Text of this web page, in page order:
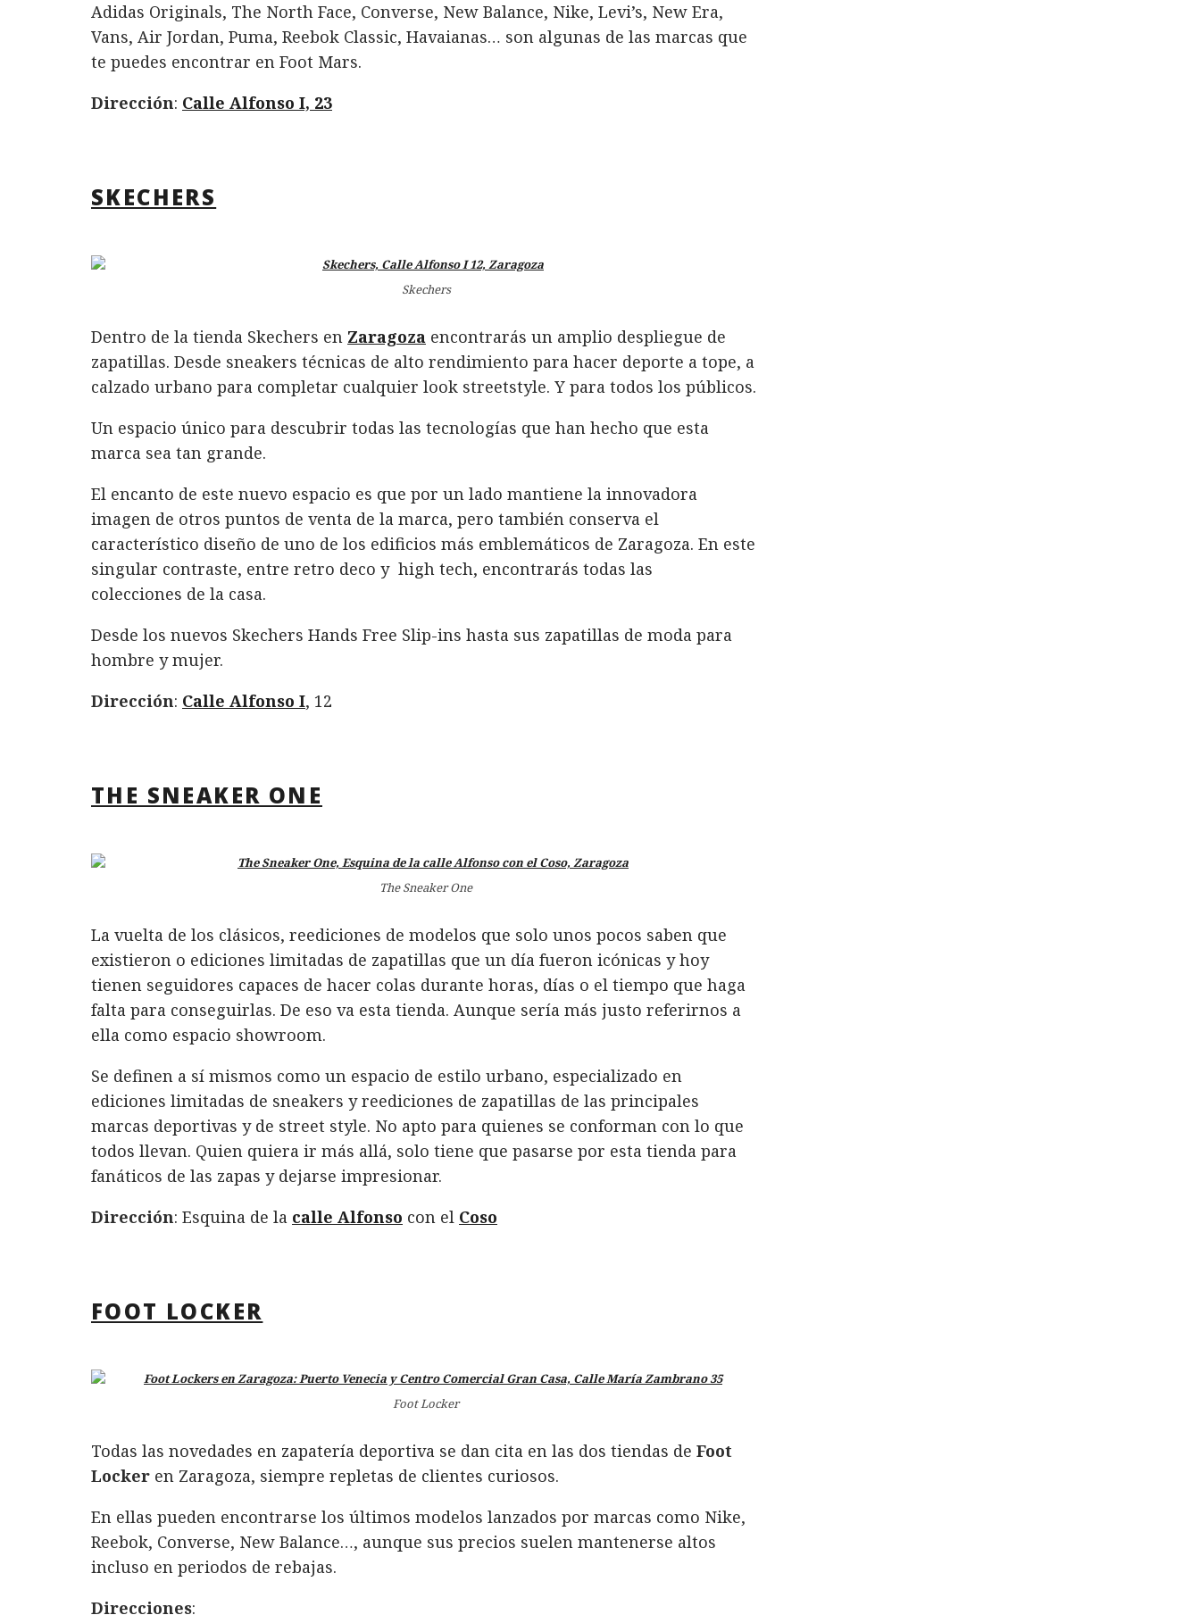
Adidas Originals, The North Face, Converse, New Balance, Nike, Levi’s, New Era,
Vans, Air Jordan, Puma, Reebok Classic, Havaianas… son algunas de las marcas que
te puedes encontrar en Foot Mars.
Dirección: Calle Alfonso I, 23
SKECHERS
Skechers
Dentro de la tienda Skechers en Zaragoza encontrarás un amplio despliegue de
zapatillas. Desde sneakers técnicas de alto rendimiento para hacer deporte a tope, a
calzado urbano para completar cualquier look streetstyle. Y para todos los públicos.
Un espacio único para descubrir todas las tecnologías que han hecho que esta
marca sea tan grande.
El encanto de este nuevo espacio es que por un lado mantiene la innovadora
imagen de otros puntos de venta de la marca, pero también conserva el
característico diseño de uno de los edificios más emblemáticos de Zaragoza. En este
singular contraste, entre retro deco y high tech, encontrarás todas las
colecciones de la casa.
Desde los nuevos Skechers Hands Free Slip-ins hasta sus zapatillas de moda para
hombre y mujer.
Dirección: Calle Alfonso I, 12
THE SNEAKER ONE
The Sneaker One
La vuelta de los clásicos, reediciones de modelos que solo unos pocos saben que
existieron o ediciones limitadas de zapatillas que un día fueron icónicas y hoy
tienen seguidores capaces de hacer colas durante horas, días o el tiempo que haga
falta para conseguirlas. De eso va esta tienda. Aunque sería más justo referirnos a
ella como espacio showroom.
Se definen a sí mismos como un espacio de estilo urbano, especializado en
ediciones limitadas de sneakers y reediciones de zapatillas de las principales
marcas deportivas y de street style. No apto para quienes se conforman con lo que
todos llevan. Quien quiera ir más allá, solo tiene que pasarse por esta tienda para
fanáticos de las zapas y dejarse impresionar.
Dirección: Esquina de la calle Alfonso con el Coso
FOOT LOCKER
Foot Locker
Todas las novedades en zapatería deportiva se dan cita en las dos tiendas de Foot
Locker en Zaragoza, siempre repletas de clientes curiosos.
En ellas pueden encontrarse los últimos modelos lanzados por marcas como Nike,
Reebok, Converse, New Balance…, aunque sus precios suelen mantenerse altos
incluso en periodos de rebajas.
Direcciones: